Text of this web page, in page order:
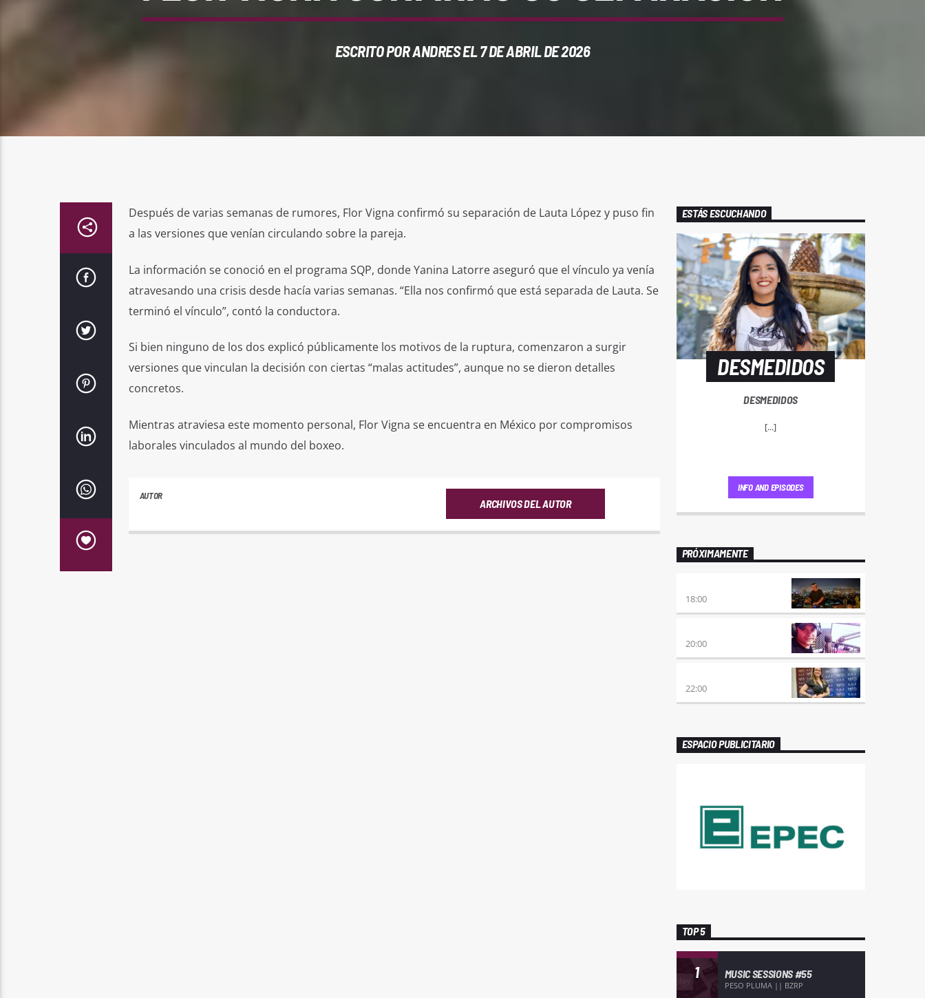
ESCRITO PORANDRESEL 7 DE ABRIL DE 2026
Después de varias semanas de rumores, Flor Vigna confirmó su separación de Lauta López y puso fin
a las versiones que venían circulando sobre la pareja.
La información se conoció en el programa SQP, donde Yanina Latorre aseguró que el vínculo ya venía
atravesando una crisis desde hacía varias semanas. “Ella nos confirmó que está separada de Lauta. Se
terminó el vínculo”, contó la conductora.
Si bien ninguno de los dos explicó públicamente los motivos de la ruptura, comenzaron a surgir
versiones que vinculan la decisión con ciertas “malas actitudes”, aunque no se dieron detalles
concretos.
Mientras atraviesa este momento personal, Flor Vigna se encuentra en México por compromisos
laborales vinculados al mundo del boxeo.
AUTOR
ARCHIVOS DEL AUTOR
ESTÁS ESCUCHANDO
DESMEDIDOS
DESMEDIDOS
[...]
INFO AND EPISODES
PRÓXIMAMENTE
18:00
20:00
22:00
ESPACIO PUBLICITARIO
TOP 5
1 MUSIC SESSIONS #55
PESO PLUMA || BZRP